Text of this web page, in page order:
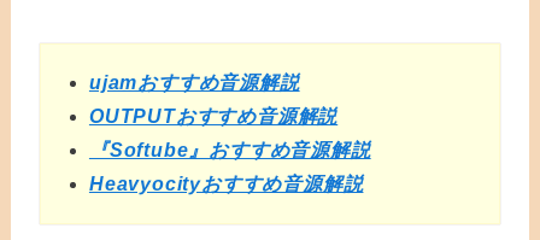
ujamおすすめ音源解説
OUTPUTおすすめ音源解説
『Softube』おすすめ音源解説
Heavyocityおすすめ音源解説